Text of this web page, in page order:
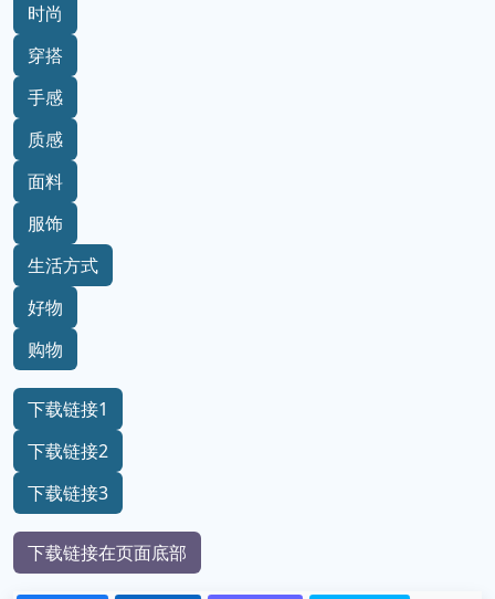
时尚
穿搭
手感
质感
面料
服饰
生活方式
好物
购物
下载链接1
下载链接2
下载链接3
下载链接在页面底部